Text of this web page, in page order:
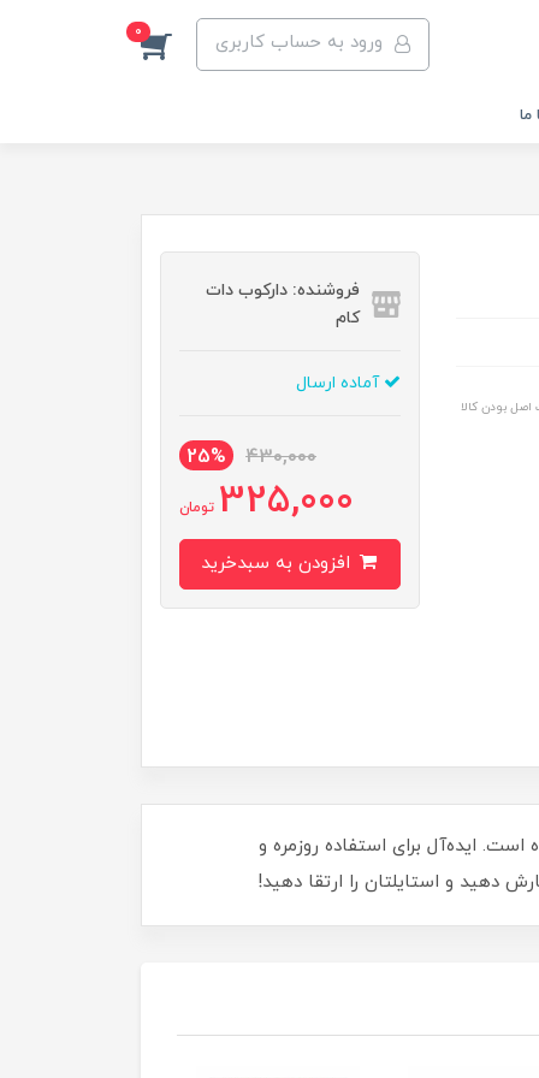
ورود به حساب کاربری 0
ما
بودن کالا
فروشنده: دارکوب دات
کام
آماده ارسال
430,000
25%
325,000 تومان
طراحی زیبا و عملکرد فوق‌العاده است. ایده‌آل برای استفاده روزمره و
دهید و استایلتان را ارتقا دهید!